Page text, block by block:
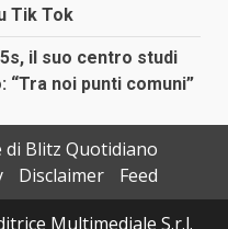
Tik Tok
il suo centro studi
“Tra noi punti comuni”
di Blitz Quotidiano
Disclaimer
Feed
Multimediale S.r.l.